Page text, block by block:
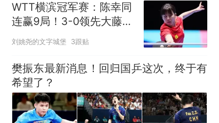
WTT横滨冠军赛：陈幸同
连赢9局！3-0领先大藤沙
月，横扫进4强？
刘姚尧的文字城堡 3跟贴
樊振东最新消息！回归国乒这次，终于有
希望了？